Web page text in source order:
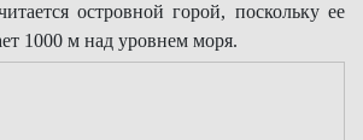
островной горой, поскольку ее
1000 м над уровнем моря.